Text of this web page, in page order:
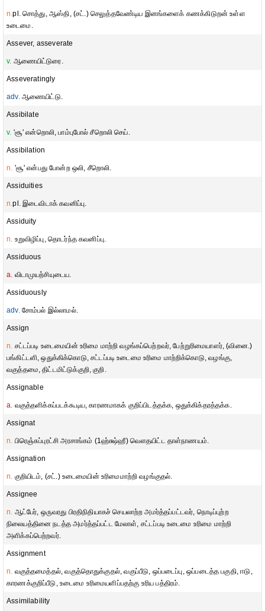
n.pl. சொத்து, ஆஸ்தி, (சட்.) செலுத்தவேண்டிய இனங்களைக் கணக்கிடுறன் உள்ள
உடைமை.
Assever, asseverate
v. ஆணையிட்டுரை.
Asseveratingly
adv.ஆணையிட்டு.
Assibilate
v. 'சூ' என்றொலி, பாம்புபோல் சீறொலி செய்.
Assibilation
n. 'சூ' என்பது போன்ற ஒலி, சீறொலி.
Assiduities
n.pl. இடைவிடாக் கவனிப்பு.
Assiduity
n. உறுவிழிப்பு, தொடர்ந்த கவனிப்பு.
Assiduous
a. விடாமுயற்சியுடைய.
Assiduously
adv.சோம்பல் இல்லாமல்.
Assign
n. சட்டப்படி உடைமையின் உரிமை மாற்றி வழங்கப்பெற்றவர், பேற்றுரிமையாளர், (வினை.)
பங்கிட்டளி, ஒதுக்கிக்கொடு, சட்டப்படி உடைமை உரிமை மாற்றிக்கொடு, வழங்கு,
வகுத்தமை, திட்டமிட்டுக்குறி, குறி.
Assignable
a. வகுத்தளிக்கப்படக்கூடிய, காரணமாகக் குறிப்பிடத்தக்க, ஒதுக்கிக்தரத்தக்க.
Assignat
n. பிரெஞ்சுப்புரட்சி அரசாங்கம் (1ஹ்க்ஷ்ஹீ) வௌதயிட்ட தாள்நாணயம்.
Assignation
n. குறியிடம், (சட்.) உடைமையின் உரிமைமாற்றி வழங்குதல்.
Assignee
n. ஆட்பேர், ஒருவரது பிரதிநிதியாகச் செயலாற்ற அமர்த்தப்பட்டவர், நொடிப்புற்ற
நிலையத்தினை நடத்த அமர்த்தப்பட்ட மேலாள், சட்டப்படி உடைமை உரிமை மாற்றி
அளிக்கப்பெற்றவர்.
Assignment
n. வகுத்தமைத்தல், வகுத்தொதுக்குதல், வகுப்பீடு, ஒப்படைப்பு, ஒப்படைத்த பகுதி, ஈடு,
காரணக்குறிப்பீடு, உடைமை உரிமையளிப்பதற்கு உரிய பத்திரம்.
Assimilability